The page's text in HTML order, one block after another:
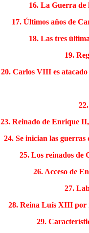
16. La Guerra de
17. Últimos años de
18. Las tres
19.
20. Carlos VIII es
23. Reinado de Enrique
24. Se inician las
25. Los reinados de
26. Acceso de
27.
28. Reina Luís XIII por
29.